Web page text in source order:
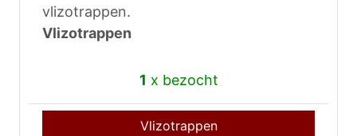
vlizotrappen.
Vlizotrappen
1 x bezocht
Vlizotrappen